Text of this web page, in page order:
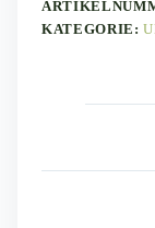
r
n
KATEGORIE: